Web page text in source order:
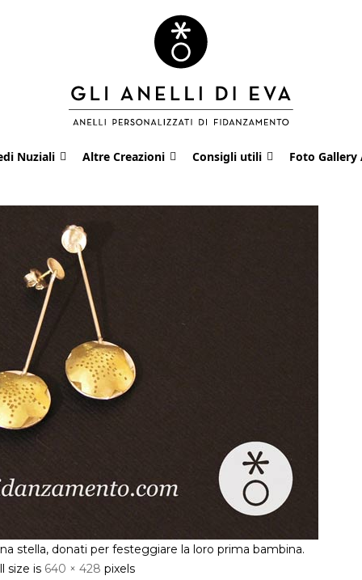
Nuziali Altre Creazioni Consigli utili Foto Gallery
stella, donati per festeggiare la loro prima bambina.
size is 640 × 428 pixels